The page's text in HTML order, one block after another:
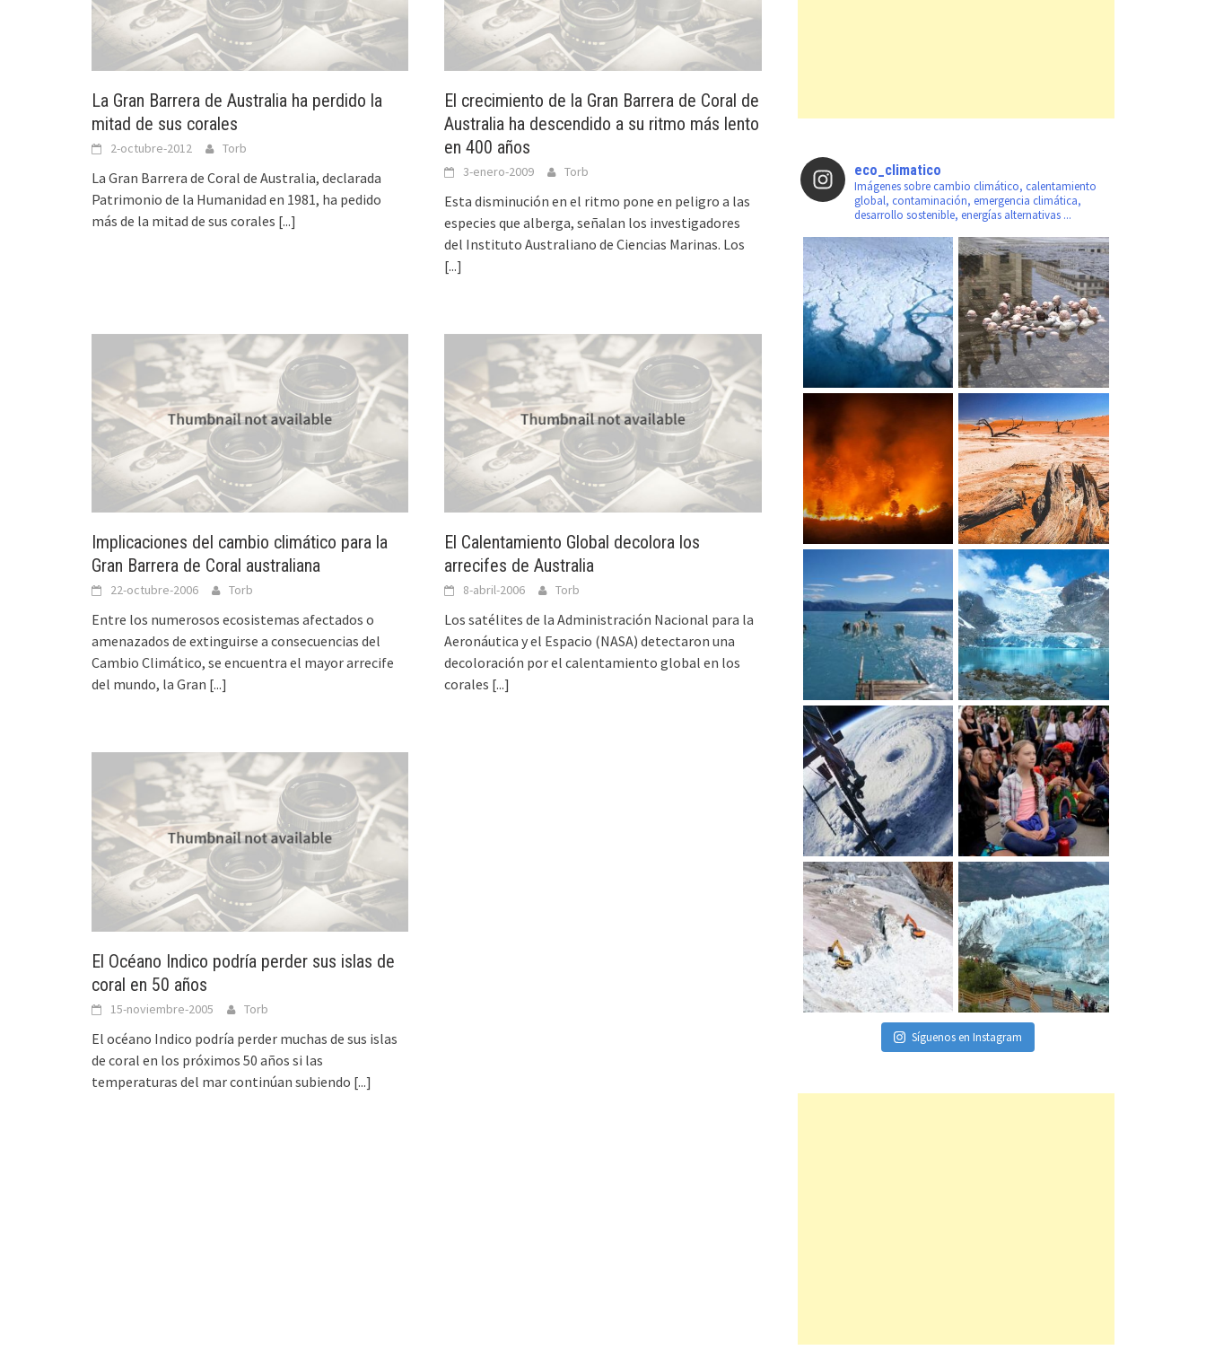
La Gran Barrera de Australia ha perdido la
mitad de sus corales
2-octubre-2012 Torb
La Gran Barrera de Coral de Australia, declarada
Patrimonio de la Humanidad en 1981, ha pedido
más de la mitad de sus corales [...]
El crecimiento de la Gran Barrera de Coral de
Australia ha descendido a su ritmo más lento
en 400 años
3-enero-2009 Torb
Esta disminución en el ritmo pone en peligro a las
especies que alberga, señalan los investigadores
del Instituto Australiano de Ciencias Marinas. Los
[...]
Implicaciones del cambio climático para la
Gran Barrera de Coral australiana
22-octubre-2006 Torb
Entre los numerosos ecosistemas afectados o
amenazados de extinguirse a consecuencias del
Cambio Climático, se encuentra el mayor arrecife
del mundo, la Gran [...]
El Calentamiento Global decolora los
arrecifes de Australia
8-abril-2006 Torb
Los satélites de la Administración Nacional para la
Aeronáutica y el Espacio (NASA) detectaron una
decoloración por el calentamiento global en los
corales [...]
El Océano Indico podría perder sus islas de
coral en 50 años
15-noviembre-2005 Torb
El océano Indico podría perder muchas de sus islas
de coral en los próximos 50 años si las
temperaturas del mar continúan subiendo [...]
eco_climatico
Imágenes sobre cambio climático, calentamiento
global, contaminación, emergencia climática,
desarrollo sostenible, energías alternativas ...
Síguenos en Instagram